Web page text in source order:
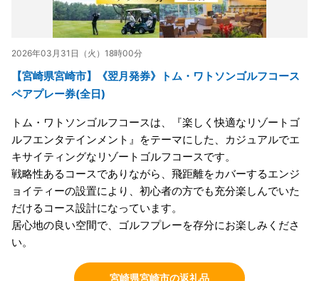
2026年03月31日（火）18時00分
【宮崎県宮崎市】《翌月発券》トム・ワトソンゴルフコース
ペアプレー券(全日)
トム・ワトソンゴルフコースは、『楽しく快適なリゾートゴ
ルフエンタテインメント』をテーマにした、カジュアルでエ
キサイティングなリゾートゴルフコースです。
戦略性あるコースでありながら、飛距離をカバーするエンジ
ョイティーの設置により、初心者の方でも充分楽しんでいた
だけるコース設計になっています。
居心地の良い空間で、ゴルフプレーを存分にお楽しみくださ
い。
宮崎県宮崎市の返礼品